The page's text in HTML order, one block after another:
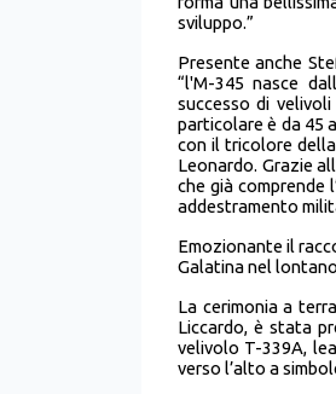
sviluppo.”
Presente anche
“l'M-345 nasce
successo di
particolare è da 45
con il tricolore
Leonardo. Grazie
che già comprende
addestramento
Emozionante il
Galatina nel
La cerimonia a
Liccardo, è stata
velivolo T-339A,
verso l’alto a